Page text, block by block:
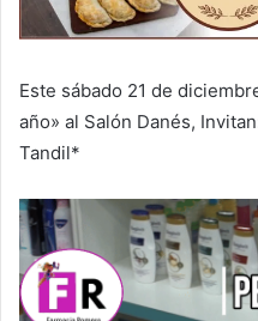
Este sábado 21 de
año» al Salón Danés,
Tandil*